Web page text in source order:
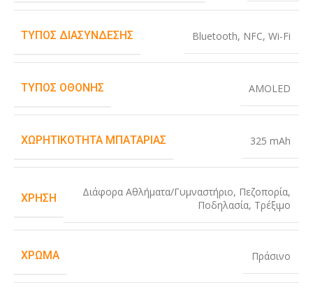
ΤΎΠΟΣ ΔΙΑΣΎΝΔΕΣΗΣ Bluetooth, NFC, Wi-Fi
ΤΎΠΟΣ ΟΘΌΝΗΣ AMOLED
ΧΩΡΗΤΙΚΌΤΗΤΑ ΜΠΑΤΑΡΊΑΣ 325 mAh
ΧΡΉΣΗ Διάφορα Αθλήματα/Γυμναστήριο, Πεζοπορία,
Ποδηλασία, Τρέξιμο
ΧΡΏΜΑ Πράσινο